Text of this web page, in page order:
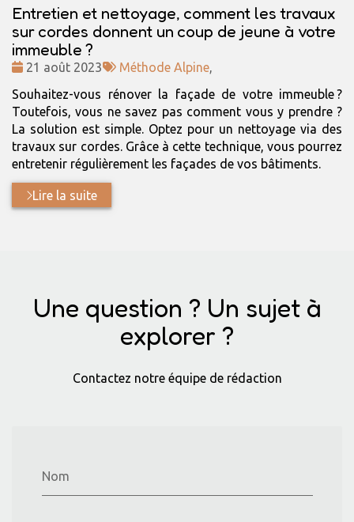
Entretien et nettoyage, comment les travaux
sur cordes donnent un coup de jeune à votre
immeuble ?
Date
21 août 2023
Tags
Méthode Alpine,
Souhaitez-vous rénover la façade de votre immeuble ?
Toutefois, vous ne savez pas comment vous y prendre ?
La solution est simple. Optez pour un nettoyage via des
travaux sur cordes. Grâce à cette technique, vous pourrez
entretenir régulièrement les façades de vos bâtiments.
Lire la suite
Une question ? Un sujet à
explorer ?
Contactez notre équipe de rédaction
Nom